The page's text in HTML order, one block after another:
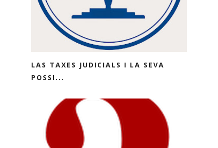
LAS TAXES JUDICIALS I LA SEVA
POSSI...